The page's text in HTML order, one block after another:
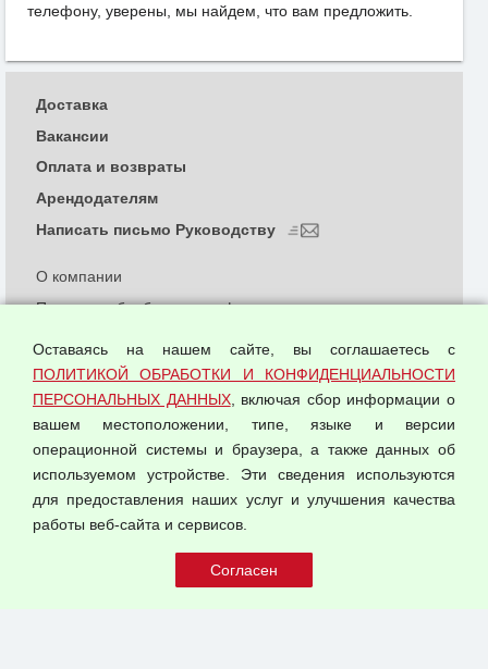
телефону, уверены, мы найдем, что вам предложить.
© 2026 ООО "Феникс"
О компании
Политика обработки и конфиденциальности
Согласием на обработку персональных данных
Оферта оптовой купли-продажи
Публичная оферта
Доставка
Вакансии
Оплата и возвраты
Арендодателям
Написать письмо Руководству
Оставаясь на нашем сайте, вы соглашаетесь с
ПОЛИТИКОЙ ОБРАБОТКИ И КОНФИДЕНЦИАЛЬНОСТИ
ПЕРСОНАЛЬНЫХ ДАННЫХ, включая сбор информации о
вашем местоположении, типе, языке и версии
операционной системы и браузера, а также данных об
используемом устройстве. Эти сведения используются
для предоставления наших услуг и улучшения качества
работы веб-сайта и сервисов.